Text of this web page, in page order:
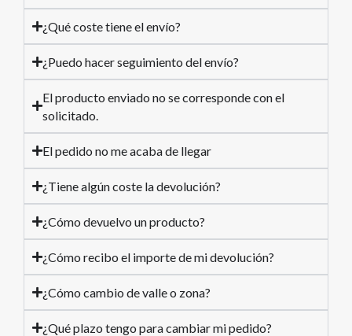
¿Qué coste tiene el envío?
¿Puedo hacer seguimiento del envío?
El producto enviado no se corresponde con el
solicitado.
El pedido no me acaba de llegar
¿Tiene algún coste la devolución?
¿Cómo devuelvo un producto?
¿Cómo recibo el importe de mi devolución?
¿Cómo cambio de valle o zona?
¿Qué plazo tengo para cambiar mi pedido?